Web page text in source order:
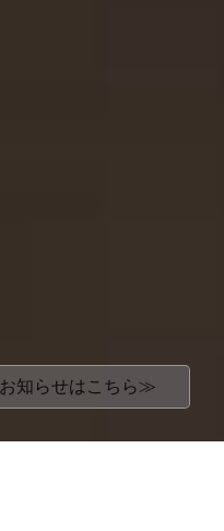
お知らせはこちら≫